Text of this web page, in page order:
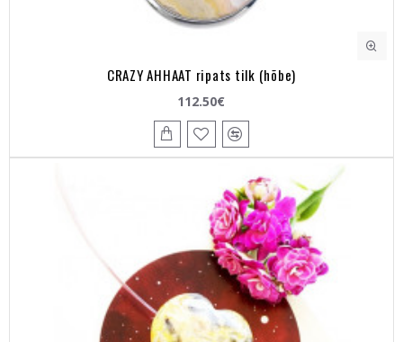
CRAZY AHHAAT ripats tilk (hõbe)
112.50€